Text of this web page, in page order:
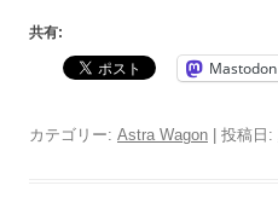
共有:
Mastodon
カテゴリー: Astra Wagon | 投稿日: